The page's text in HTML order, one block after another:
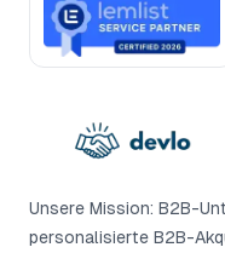
Unsere Mission: B2B-
personalisierte B2B-